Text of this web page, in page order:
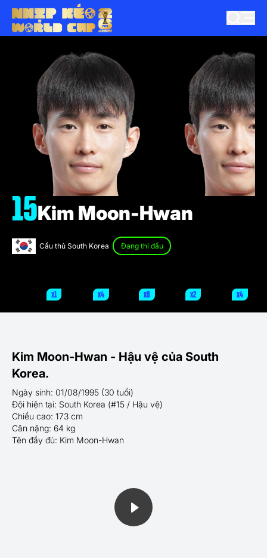
Cầu thủ South Korea Đang thi đấu
15Kim Moon-Hwan
x1 x4 x8 x2 x4
Kim Moon-Hwan - Hậu vệ của South
Korea.
Ngày sinh: 01/08/1995 (30 tuổi)
Đội hiện tại: South Korea (#15 / Hậu vệ)
Chiều cao: 173 cm
Cân nặng: 64 kg
Tên đầy đủ: Kim Moon-Hwan